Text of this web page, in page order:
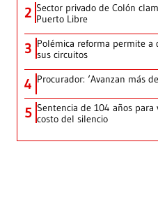
2 Sector privado de Colón
Puerto Libre
3 Polémica reforma permite a
sus circuitos
4 Procurador: ‘Avanzan más
5 Sentencia de 104 años
costo del silencio